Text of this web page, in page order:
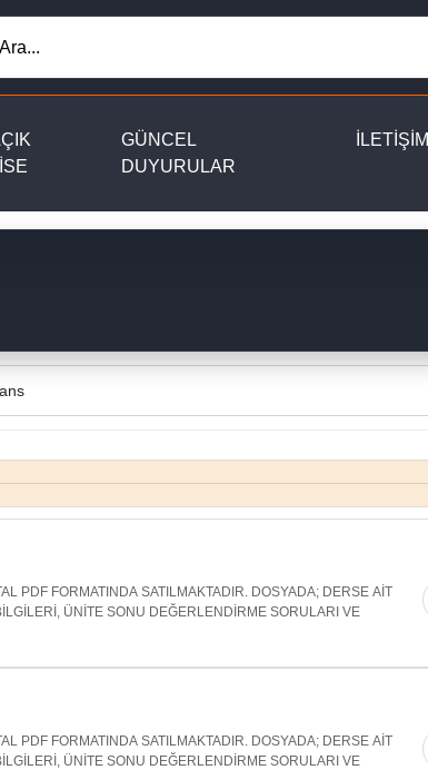
GÜNCEL
DUYURULAR
İLETİŞİM
PDF FORMATINDA SATILMAKTADIR. DOSYADA; DERSE AİT
ÜNİTE SONU DEĞERLENDİRME SORULARI VE
PDF FORMATINDA SATILMAKTADIR. DOSYADA; DERSE AİT
ÜNİTE SONU DEĞERLENDİRME SORULARI VE